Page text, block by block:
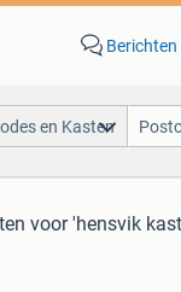
Berichten
en Kasten
voor 'hensvik